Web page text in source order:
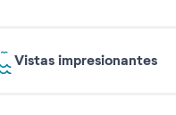
Vistas impresionantes